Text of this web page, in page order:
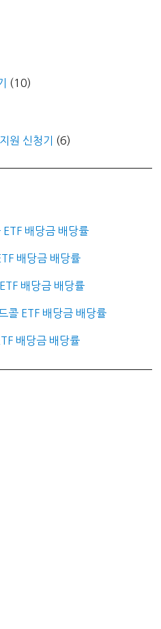
(10)
원 신청기
(6)
배당금 배당률
배당금 배당률
배당금 배당률
ETF 배당금 배당률
배당금 배당률